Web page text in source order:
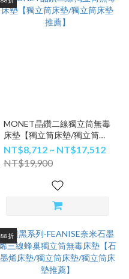
MONET晶鑽二線獨立筒無毒
床墊【獨立筒床墊/獨立筒床
墊推薦】
NT$8,712 ~ NT$17,512
NT$19,900
88折